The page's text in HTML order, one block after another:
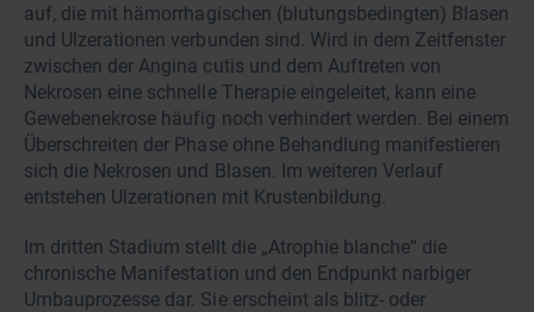
auf, die mit hämorrhagischen (blutungsbedingten) Blasen
und Ulzerationen verbunden sind. Wird in dem Zeitfenster
zwischen der Angina cutis und dem Auftreten von
Nekrosen eine schnelle Therapie eingeleitet, kann eine
Gewebenekrose häufig noch verhindert werden. Bei einem
Überschreiten der Phase ohne Behandlung manifestieren
sich die Nekrosen und Blasen. Im weiteren Verlauf
entstehen Ulzerationen mit Krustenbildung.
Im dritten Stadium stellt die „Atrophie blanche“ die
chronische Manifestation und den Endpunkt narbiger
Umbauprozesse dar. Sie erscheint als blitz- oder